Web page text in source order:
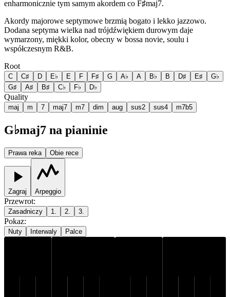
enharmonicznie tym samym akordem co F♯maj7.
Akordy majorowe septymowe brzmią bogato i lekko jazzowo.
Dodana septyma wielka nad trójdźwiękiem durowym daje
wymarzony, miękki kolor, obecny w bossa novie, soulu i
współczesnym R&B.
Root
C C♯ D E♭ E F F♯ G A♭ A B♭ B D♯ E♯
G♭
G♯
A♯ B♯ C♭ F♭ D♭
Quality
maj m 7 maj7 m7 dim aug sus2 sus4 m7b5
G♭maj7 na pianinie
Prawa reka Obie rece
Zagraj Arpeggio
Przewrot:
Zasadniczy 1. 2. 3.
Pokaz:
Nuty Interwaly Palce